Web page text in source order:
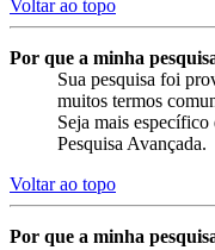
Voltar ao topo
Por que a minha
Sua pesquisa foi
muitos termos
Seja mais
Pesquisa Avançada.
Voltar ao topo
Por que a minha